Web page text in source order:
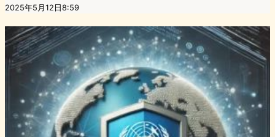
2025年5月12日8:59